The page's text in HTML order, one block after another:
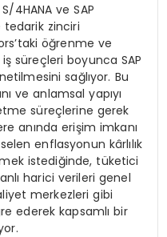
4HANA ve SAP
tedarik zinciri
öğrenme ve
süreçleri boyunca SAP
sağlıyor. Bu
ve anlamsal yapıyı
süreçlerine gerek
anında erişim imkanı
enflasyonun kârlılık
istediğinde, tüketici
harici verileri genel
merkezleri gibi
ederek kapsamlı bir